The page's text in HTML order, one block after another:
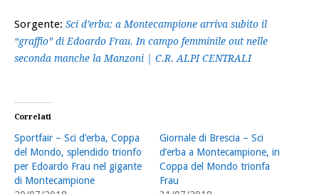
Sorgente: Sci d’erba: a Montecampione arriva subito il
“graffio” di Edoardo Frau. In campo femminile out nelle
seconda manche la Manzoni | C.R. ALPI CENTRALI
Correlati
Sportfair – Sci d’erba, Coppa
del Mondo, splendido trionfo
per Edoardo Frau nel gigante
di Montecampione
Giornale di Brescia – Sci
d’erba a Montecampione, in
Coppa del Mondo trionfa
Frau